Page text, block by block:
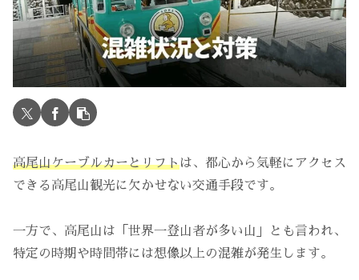
高尾山ケーブルカーとリフトは、都心から気軽にアクセス
できる高尾山観光に欠かせない交通手段です。
一方で、高尾山は「世界一登山者が多い山」とも言われ、
特定の時期や時間帯には想像以上の混雑が発生します。